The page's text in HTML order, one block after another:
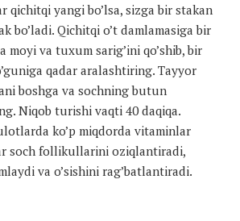
qichitqi yangi bo’lsa, sizga bir stakan
bo’ladi. Qichitqi o’t damlamasiga bir
moyi va tuxum sarig’ini qo’shib, bir
qadar aralashtiring. Tayyor
boshga va sochning butun
Niqob turishi vaqti 40 daqiqa.
ko’p miqdorda vitaminlar
soch follikullarini oziqlantiradi,
va o’sishini rag’batlantiradi.